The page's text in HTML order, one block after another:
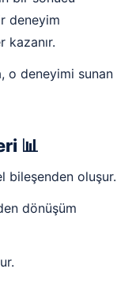
deneyim
kazanır.
o deneyimi sunan
📊
bileşenden oluşur.
dönüşüm